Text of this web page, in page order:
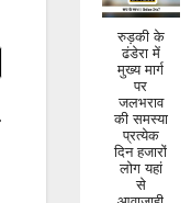
रुड़की के
ढंडेरा में
मुख्य मार्ग
पर
जलभराव
की समस्या
प्रत्येक
दिन हजारों
लोग यहां
से
आवाजाही
करते